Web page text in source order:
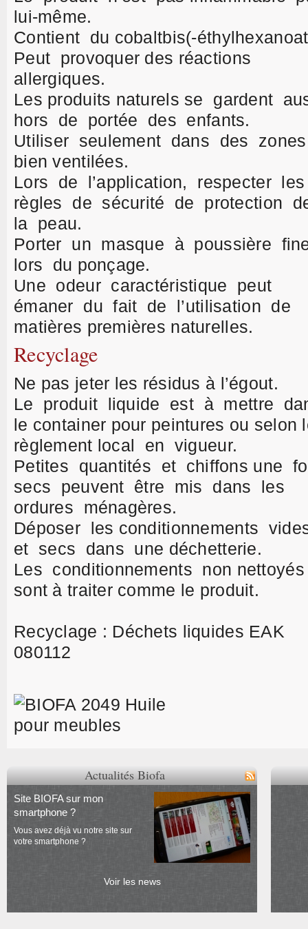
lui-même.
Contient du cobaltbis(-
Peut provoquer des réactions
allergiques.
Les produits naturels se gardent
hors de portée des enfants.
Utiliser seulement dans des
bien ventilées.
Lors de l’application, respecter les
règles de sécurité de protection
la peau.
Porter un masque à poussière
lors du ponçage.
Une odeur caractéristique peut
émaner du fait de l’utilisation de
matières premières naturelles.
Recyclage
Ne pas jeter les résidus à l’égout.
Le produit liquide est à mettre
le container pour peintures ou selon
règlement local en vigueur.
Petites quantités et chiffons une
secs peuvent être mis dans les
ordures ménagères.
Déposer les conditionnements
et secs dans une déchetterie.
Les conditionnements non nettoyés
sont à traiter comme le produit.
Recyclage : Déchets liquides EAK
080112
Actualités Biofa
Site BIOFA sur mon
smartphone ?
Vous avez déjà vu notre site sur
votre smartphone ?
Voir les news